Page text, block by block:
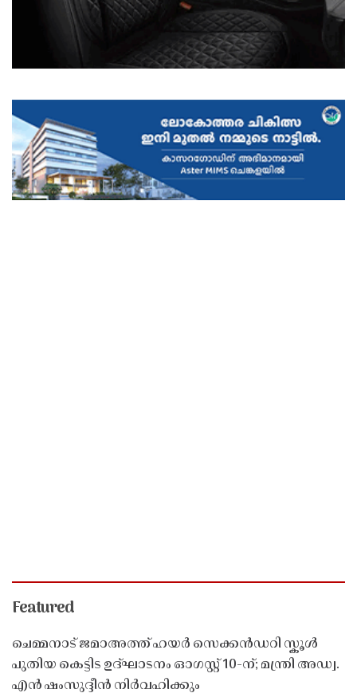
Featured
ചെമ്മനാട് ജമാഅത്ത് ഹയർ സെക്കൻഡറി സ്കൂൾ
പുതിയ കെട്ടിട ഉദ്ഘാടനം ഓഗസ്റ്റ് 10-ന്; മന്ത്രി അഡ്വ.
എൻ ഷംസുദ്ദീൻ നിർവഹിക്കും